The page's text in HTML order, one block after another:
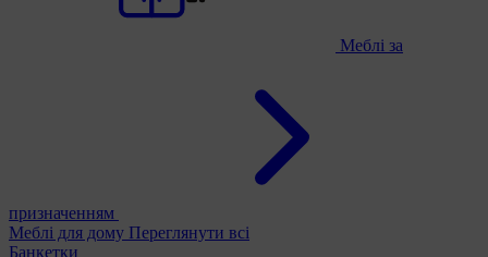
Меблі за
призначенням
Меблі для дому Переглянути всі
Банкетки